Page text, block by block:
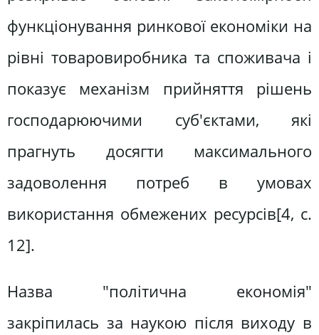
функціонування ринкової економіки на
рівні товаровиробника та споживача і
показує механізм прийняття рішень
господарюючими суб'єктами, які
прагнуть досягти максимального
задоволення потреб в умовах
використання обмежених ресурсів[4, c.
12].
Назва "політична економія"
закріпилась за наукою після виходу в